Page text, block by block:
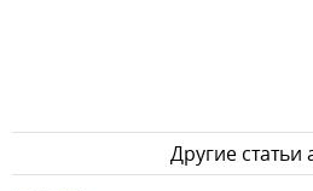
Другие статьи